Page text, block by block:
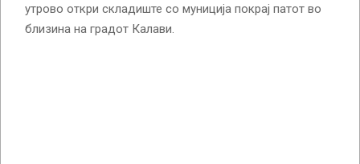
утрово откри складиште со муниција покрај патот во
близина на градот Калави.